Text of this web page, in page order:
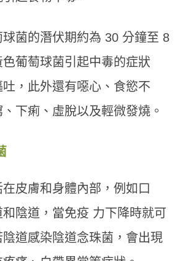
菌的潛伏期約為 30 分鐘至 8
葡萄球菌引起中毒的症狀
，此外還有噁心、食慾不
下痢、虛脫以及輕微發燒。
皮膚和身體內部，例如口
陰道，當免疫 力下降時就可
道感染陰道念珠菌，會出現